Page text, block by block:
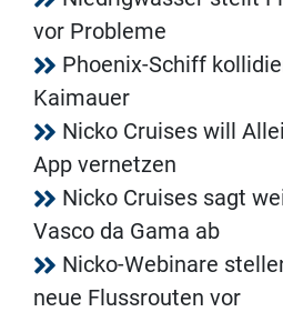
vor Probleme
Phoenix-Schiff
Kaimauer
Nicko Cruises will
App vernetzen
Nicko Cruises sagt
Vasco da Gama ab
Nicko-Webinare
neue Flussrouten vor